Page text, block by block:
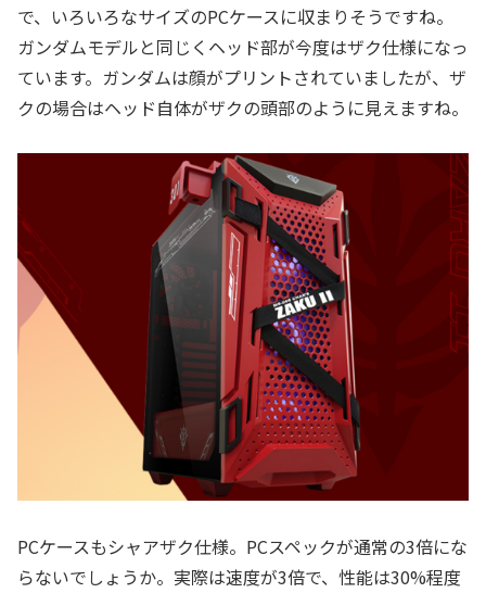
で、いろいろなサイズのPCケースに収まりそうですね。
ガンダムモデルと同じくヘッド部が今度はザク仕様になっ
ています。ガンダムは顔がプリントされていましたが、ザ
クの場合はヘッド自体がザクの頭部のように見えますね。
PCケースもシャアザク仕様。PCスペックが通常の3倍にな
らないでしょうか。実際は速度が3倍で、性能は30%程度